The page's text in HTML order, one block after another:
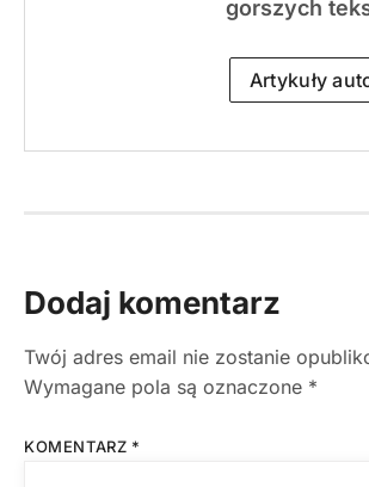
gorszych
Artykuły
Dodaj komentarz
Twój adres email nie zostanie
Wymagane pola są oznaczone *
KOMENTARZ *